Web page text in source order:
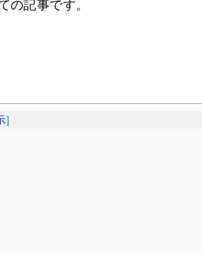
の記事です。
]